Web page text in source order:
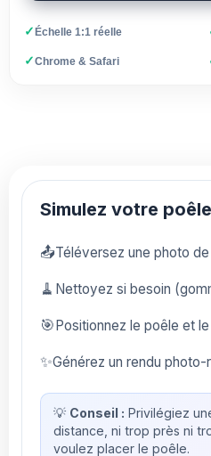
✓Échelle 1:1 réelle
✓Chrome & Safari
Simulez votre poêle
📤Téléversez une photo
🧹 Nettoyez si besoin
🎯Positionnez le poêle et
✨Générez un rendu photo-
💡 Conseil : Privilégiez
distance, ni trop près ni
voulez placer le poêle.